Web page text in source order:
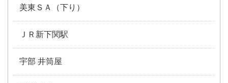
美東ＳＡ（下り）
ＪＲ新下関駅
宇部 井筒屋